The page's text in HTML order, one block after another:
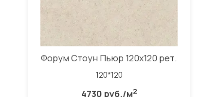
Форум Стоун Пьюр 120x120 рет.
120*120
4730 руб./м2